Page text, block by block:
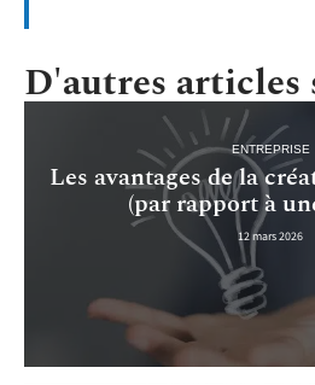
D'autres articles
ENTREPRISE
Les avantages de la
(par rapport à
12 mars 2026